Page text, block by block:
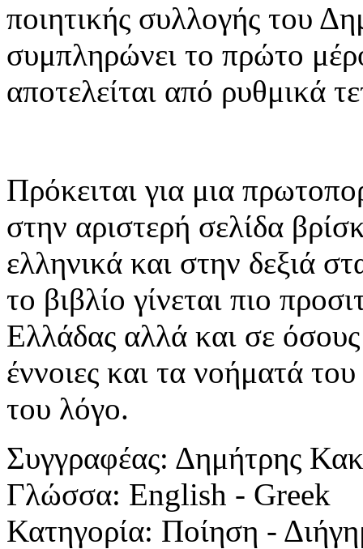
ποιητικής συλλογής του
συμπληρώνει το πρώτο
αποτελείται από ρυθμικά
Πρόκειται για μια
στην αριστερή σελίδα
ελληνικά και στην δεξιά
το βιβλίο γίνεται πιο
Ελλάδας αλλά και σε
έννοιες και τα νοήματά
του λόγο.
Συγγραφέας: Δημήτρης
Γλώσσα: English - Greek
Κατηγορία: Ποίηση -